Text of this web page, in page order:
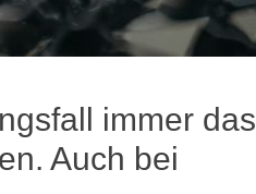
immer das
Auch bei